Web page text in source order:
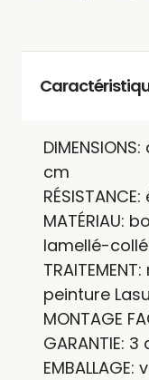
cm
MATÉRIAU:
lamellé-collé
peinture
MONTAGE
GARANTIE: 3